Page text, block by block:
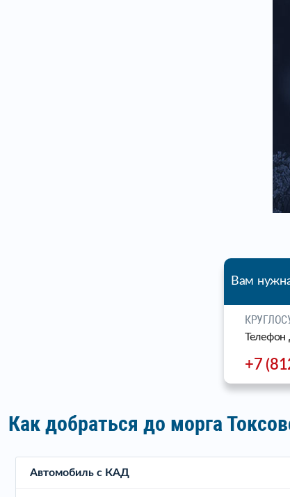
Вам
+7
Как добраться до морга
Автомобиль с КАД